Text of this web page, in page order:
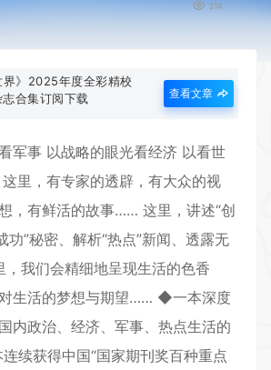
314
界》2025年度全彩精校
志合集订阅下载
查看文章
军事 以战略的眼光看经济 以看世
里，有专家的透辟，有大众的视
，有鲜活的故事…… 这里，讲述“创
功”秘密、解析“热点”新闻、透露无
，我们会精细地呈现生活的色香
生活的梦想与期望…… ◆一本深度
内政治、经济、军事、热点生活的
续获得中国“国家期刊奖百种重点